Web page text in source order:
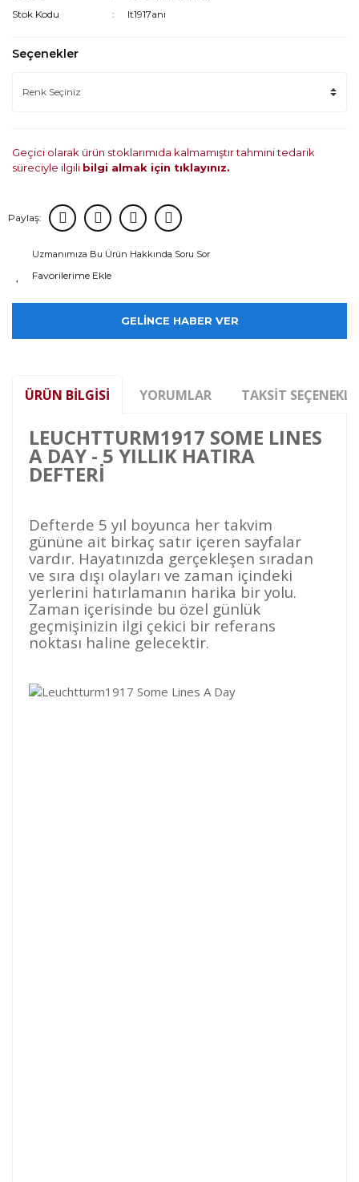
Stok Kodu
lt1917anı
Seçenekler
Geçici olarak ürün stoklarımıda kalmamıştır tahmini tedarik
süreciyle ilgili bilgi almak için tıklayınız.
Paylaş:
Uzmanımıza Bu Ürün Hakkında Soru Sor
GELİNCE HABER VER
ÜRÜN BILGISI YORUMLAR TAKSIT
LEUCHTTURM1917 SOME LINES
A DAY - 5 YILLIK HATIRA
DEFTERİ
Defterde 5 yıl boyunca her takvim
gününe ait birkaç satır içeren sayfalar
vardır. Hayatınızda gerçekleşen sıradan
ve sıra dışı olayları ve zaman içindeki
yerlerini hatırlamanın harika bir yolu.
Zaman içerisinde bu özel günlük
geçmişinizin ilgi çekici bir referans
noktası haline gelecektir.